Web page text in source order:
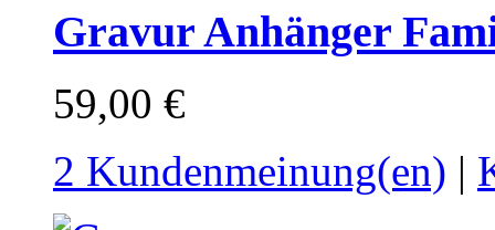
Gravur Anhänger
59,00 €
2 Kundenmeinung(en) |